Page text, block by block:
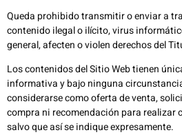
Queda prohibido transmitir o enviar a
contenido ilegal o ilícito, virus
general, afecten o violen derechos del
Los contenidos del Sitio Web tienen
informativa y bajo ninguna
considerarse como oferta de venta,
compra ni recomendación para realizar
salvo que así se indique expresamente.